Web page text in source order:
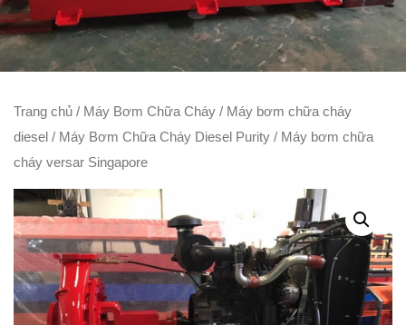
Trang chủ / Máy Bơm Chữa Cháy / Máy bơm chữa cháy
diesel / Máy Bơm Chữa Cháy Diesel Purity / Máy bơm chữa
cháy versar Singapore